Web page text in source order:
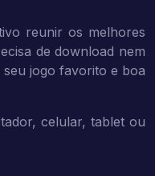
reunir os melhores
de download nem
jogo favorito e boa
celular, tablet ou